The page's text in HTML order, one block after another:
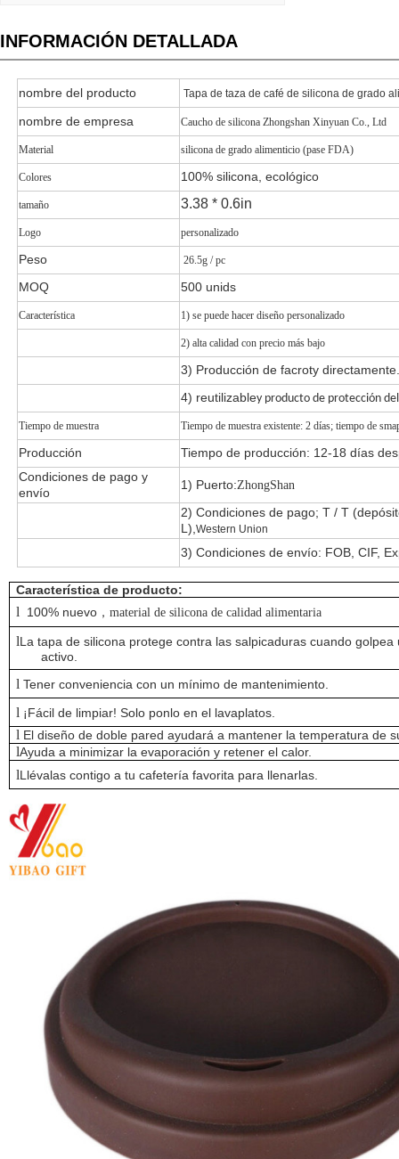
INFORMACIÓN DETALLADA
nombre del producto Tapa de taza de café de silicona de grado
nombre de empresa Caucho de silicona Zhongshan Xinyuan Co., Ltd
Material silicona de grado alimenticio (pase FDA)
Colores 100% silicona, ecológico
tamaño 3.38 * 0.6in
Logo personalizado
Peso 26.5g / pc
MOQ 500 unids
Característica 1) se puede hacer diseño personalizado
2) alta calidad con precio más bajo
3) Producción de facroty directamente.
4) reutilizabley producto de protección
Tiempo de muestra Tiempo de muestra existente: 2 días; tiempo de
Producción
Tiempo de producción: 12-18 días
Condiciones de pago y
envío
1) Puerto:ZhongShan
2) Condiciones de pago; T / T
L), Western Union
3) Condiciones de envío: FOB, CIF,
Característica de producto:
l 100% nuevo ，material de silicona de calidad alimentaria
lLa tapa de silicona protege contra las salpicaduras cuando golpea
activo.
l Tener conveniencia con un mínimo de mantenimiento.
l ¡Fácil de limpiar! Solo ponlo en el lavaplatos.
l El diseño de doble pared ayudará a mantener la temperatura de
lAyuda a minimizar la evaporación y retener el calor.
lLlévalas contigo a tu cafetería favorita para llenarlas.